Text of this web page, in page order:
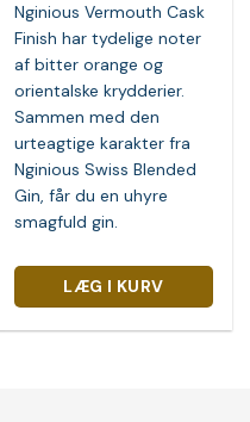
Nginious Vermouth Cask
Finish har tydelige noter
af bitter orange og
orientalske krydderier.
Sammen med den
urteagtige karakter fra
Nginious Swiss Blended
Gin, får du en uhyre
smagfuld gin.
LÆG I KURV